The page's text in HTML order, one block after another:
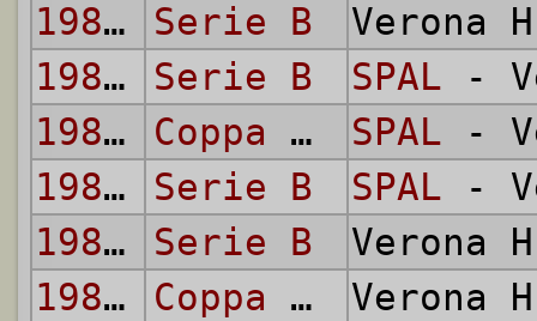
1980/81 Serie B
Verona
1980/81
Serie B SPAL -
1981/82
Coppa Italia SPAL -
1981/82
Serie B SPAL -
1981/82
Serie B
Verona
1982/83
Coppa Italia
Verona